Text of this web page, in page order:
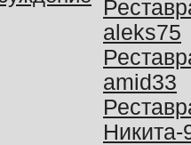
aleks75
amid33
Никита-